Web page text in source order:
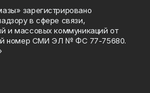
зарегистрировано
в сфере связи,
и массовых коммуникаций от
номер СМИ ЭЛ № ФС 77-75680.